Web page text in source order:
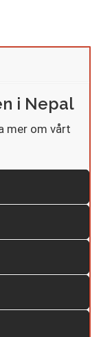
i Nepal
mer om vårt